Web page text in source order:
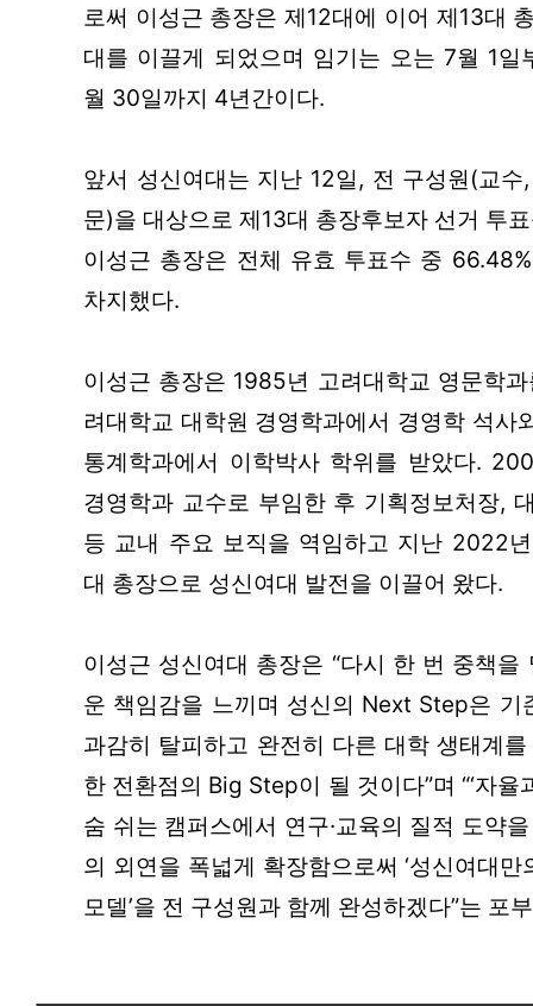
로써 이성근 총장은 제12대에 이어 제13대
대를 이끌게 되었으며 임기는 오는 7월 1
월 30일까지 4년간이다.
앞서 성신여대는 지난 12일, 전 구성원(교수
문)을 대상으로 제13대 총장후보자 선거 투
이성근 총장은 전체 유효 투표수 중
차지했다.
이성근 총장은 1985년 고려대학교 영문학
려대학교 대학원 경영학과에서 경영학 석사
통계학과에서 이학박사 학위를 받았다.
경영학과 교수로 부임한 후 기획정보처장,
등 교내 주요 보직을 역임하고 지난 2022
대 총장으로 성신여대 발전을 이끌어 왔다.
이성근 성신여대 총장은 “다시 한 번 중책을
운 책임감을 느끼며 성신의 Next Step은 기
과감히 탈피하고 완전히 다른 대학 생태계
한 전환점의 Big Step이 될 것이다”며 “‘자율
숨 쉬는 캠퍼스에서 연구·교육의 질적 도약
의 외연을 폭넓게 확장함으로써 ‘성신여대
모델’을 전 구성원과 함께 완성하겠다”는 포